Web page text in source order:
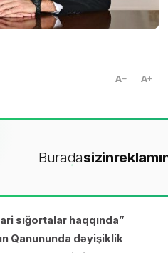
A A
Buradasizin
sığortalar haqqında”
Qanununda dəyişiklik